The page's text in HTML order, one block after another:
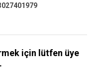
için lütfen üye